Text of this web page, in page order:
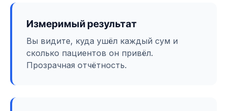
Измеримый результат
Вы видите, куда ушёл каждый сум и
сколько пациентов он привёл.
Прозрачная отчётность.